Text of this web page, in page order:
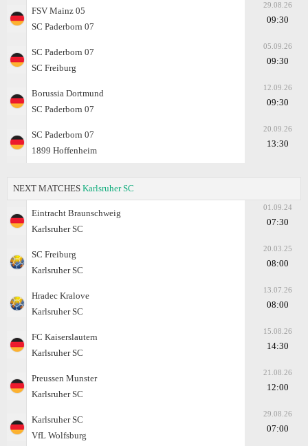
FSV Mainz 05
SC Paderborn 07
29.08.26
09:30
SC Paderborn 07
SC Freiburg
05.09.26
09:30
Borussia Dortmund
SC Paderborn 07
12.09.26
09:30
SC Paderborn 07
1899 Hoffenheim
20.09.26
13:30
NEXT MATCHES Karlsruher SC
Eintracht Braunschweig
Karlsruher SC
01.09.24
07:30
SC Freiburg
Karlsruher SC
20.03.25
08:00
Hradec Kralove
Karlsruher SC
13.07.26
08:00
FC Kaiserslautern
Karlsruher SC
15.08.26
14:30
Preussen Munster
Karlsruher SC
21.08.26
12:00
Karlsruher SC
VfL Wolfsburg
29.08.26
07:00